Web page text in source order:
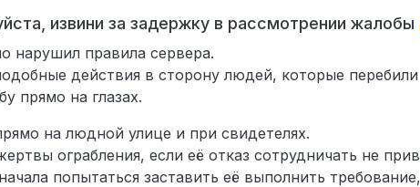
извини за задержку в рассмотрении жалобы
нарушил правила сервера.
действия в сторону людей, которые перебили
прямо на глазах.
на людной улице и при свидетелях.
ограбления, если её отказ сотрудничать не
попытаться заставить её выполнить